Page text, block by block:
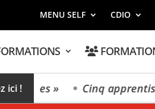
MENU SELF CDIO
ici ! » Cinq apprentis